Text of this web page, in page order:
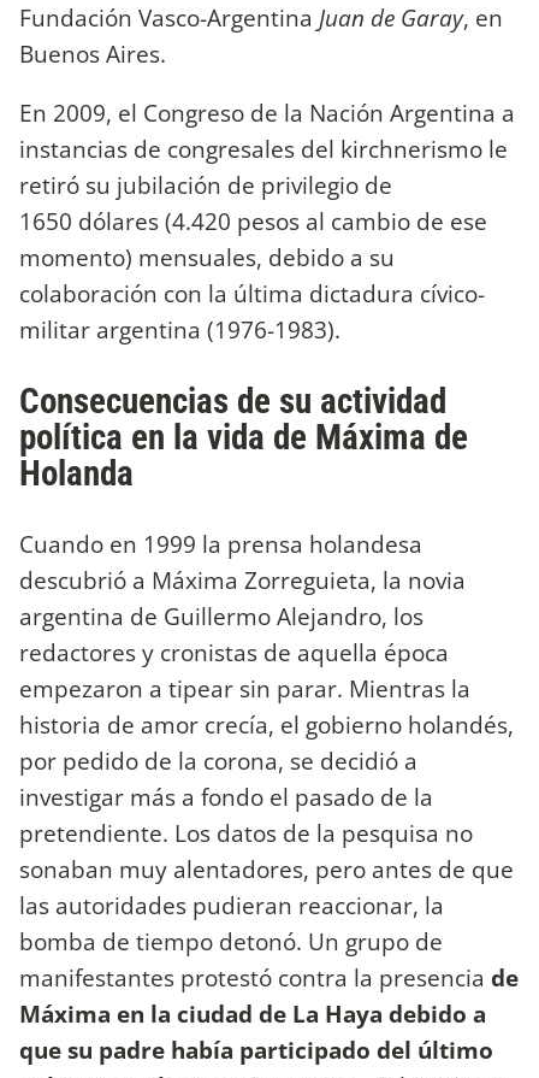
Fundación Vasco-Argentina Juan de Garay, en
Buenos Aires.​
En 2009, el Congreso de la Nación Argentina a
instancias de congresales del kirchnerismo le
retiró su jubilación de privilegio de
1650 dólares (4.420 pesos al cambio de ese
momento) mensuales, debido a su
colaboración con la última dictadura cívico-
militar argentina (1976-1983).​
Consecuencias de su actividad
política en la vida de Máxima de
Holanda
Cuando en 1999 la prensa holandesa
descubrió a Máxima Zorreguieta, la novia
argentina de Guillermo Alejandro, los
redactores y cronistas de aquella época
empezaron a tipear sin parar. Mientras la
historia de amor crecía, el gobierno holandés,
por pedido de la corona, se decidió a
investigar más a fondo el pasado de la
pretendiente. Los datos de la pesquisa no
sonaban muy alentadores, pero antes de que
las autoridades pudieran reaccionar, la
bomba de tiempo detonó. Un grupo de
manifestantes protestó contra la presencia de
Máxima en la ciudad de La Haya debido a
que su padre había participado del último